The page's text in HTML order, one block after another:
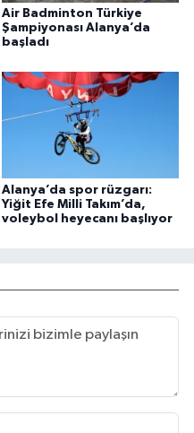
Air Badminton Türkiye
Şampiyonası Alanya’da
başladı
Alanya’da spor rüzgarı:
Yiğit Efe Milli Takım’da,
voleybol heyecanı başlıyor